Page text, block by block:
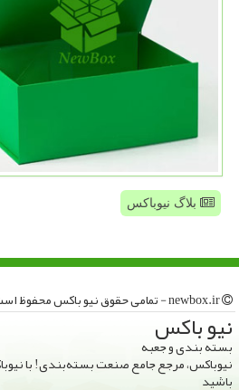
بلاگ نیوباکس
نیو باكس
بسته بندی و جعبه
نیوباکس، مرجع جامع صنعت بسته‌بندی! با
باشید